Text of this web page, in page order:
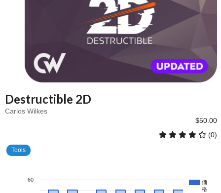
Destructible 2D
Carlos Wilkes
$50.00
(0)
Tools
価
格
60